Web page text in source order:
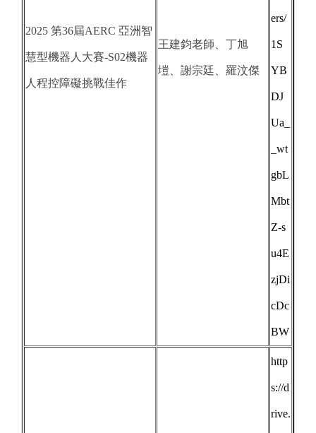
2025 第36屆AERC 亞洲智
慧型機器人大賽-S02機器
人程控障礙挑戰佳作
王建鈞老師、丁旭
塏、謝宗廷、羅汶傑
ers/
1S
YB
DJ
Ua_
_wt
gbL
Mbt
Z-s
u4E
zjDi
cDc
BW
http
s://d
rive.